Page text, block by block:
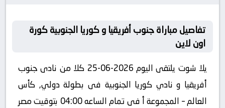
تفاصيل مباراة جنوب أفريقيا و كوريا الجنوبية كورة
اون لاين
يلا شوت يلتقى اليوم 2026-06-25 كلا من نادى جنوب
أفريقيا و نادي كوريا الجنوبية فى بطولة دولي, كأس
العالم – المجموعة أ فى تمام الساعه 04:00 بتوقيت مصر